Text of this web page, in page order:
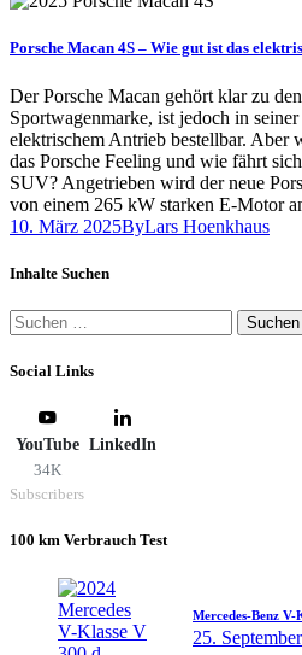
Porsche Macan 4S – Wie gut ist das
Der Porsche Macan gehört klar zu
Sportwagenmarke, ist jedoch in
elektrischem Antrieb bestellbar. Aber
das Porsche Feeling und wie fährt
SUV? Angetrieben wird der neue
von einem 265 kW starken E-Motor
10. März 2025ByLars Hoenkhaus
Inhalte Suchen
Suchen
nach:
Social Links
YouTube
34K
Subscribers
LinkedIn
100 km Verbrauch Test
Mercedes-Benz
25.